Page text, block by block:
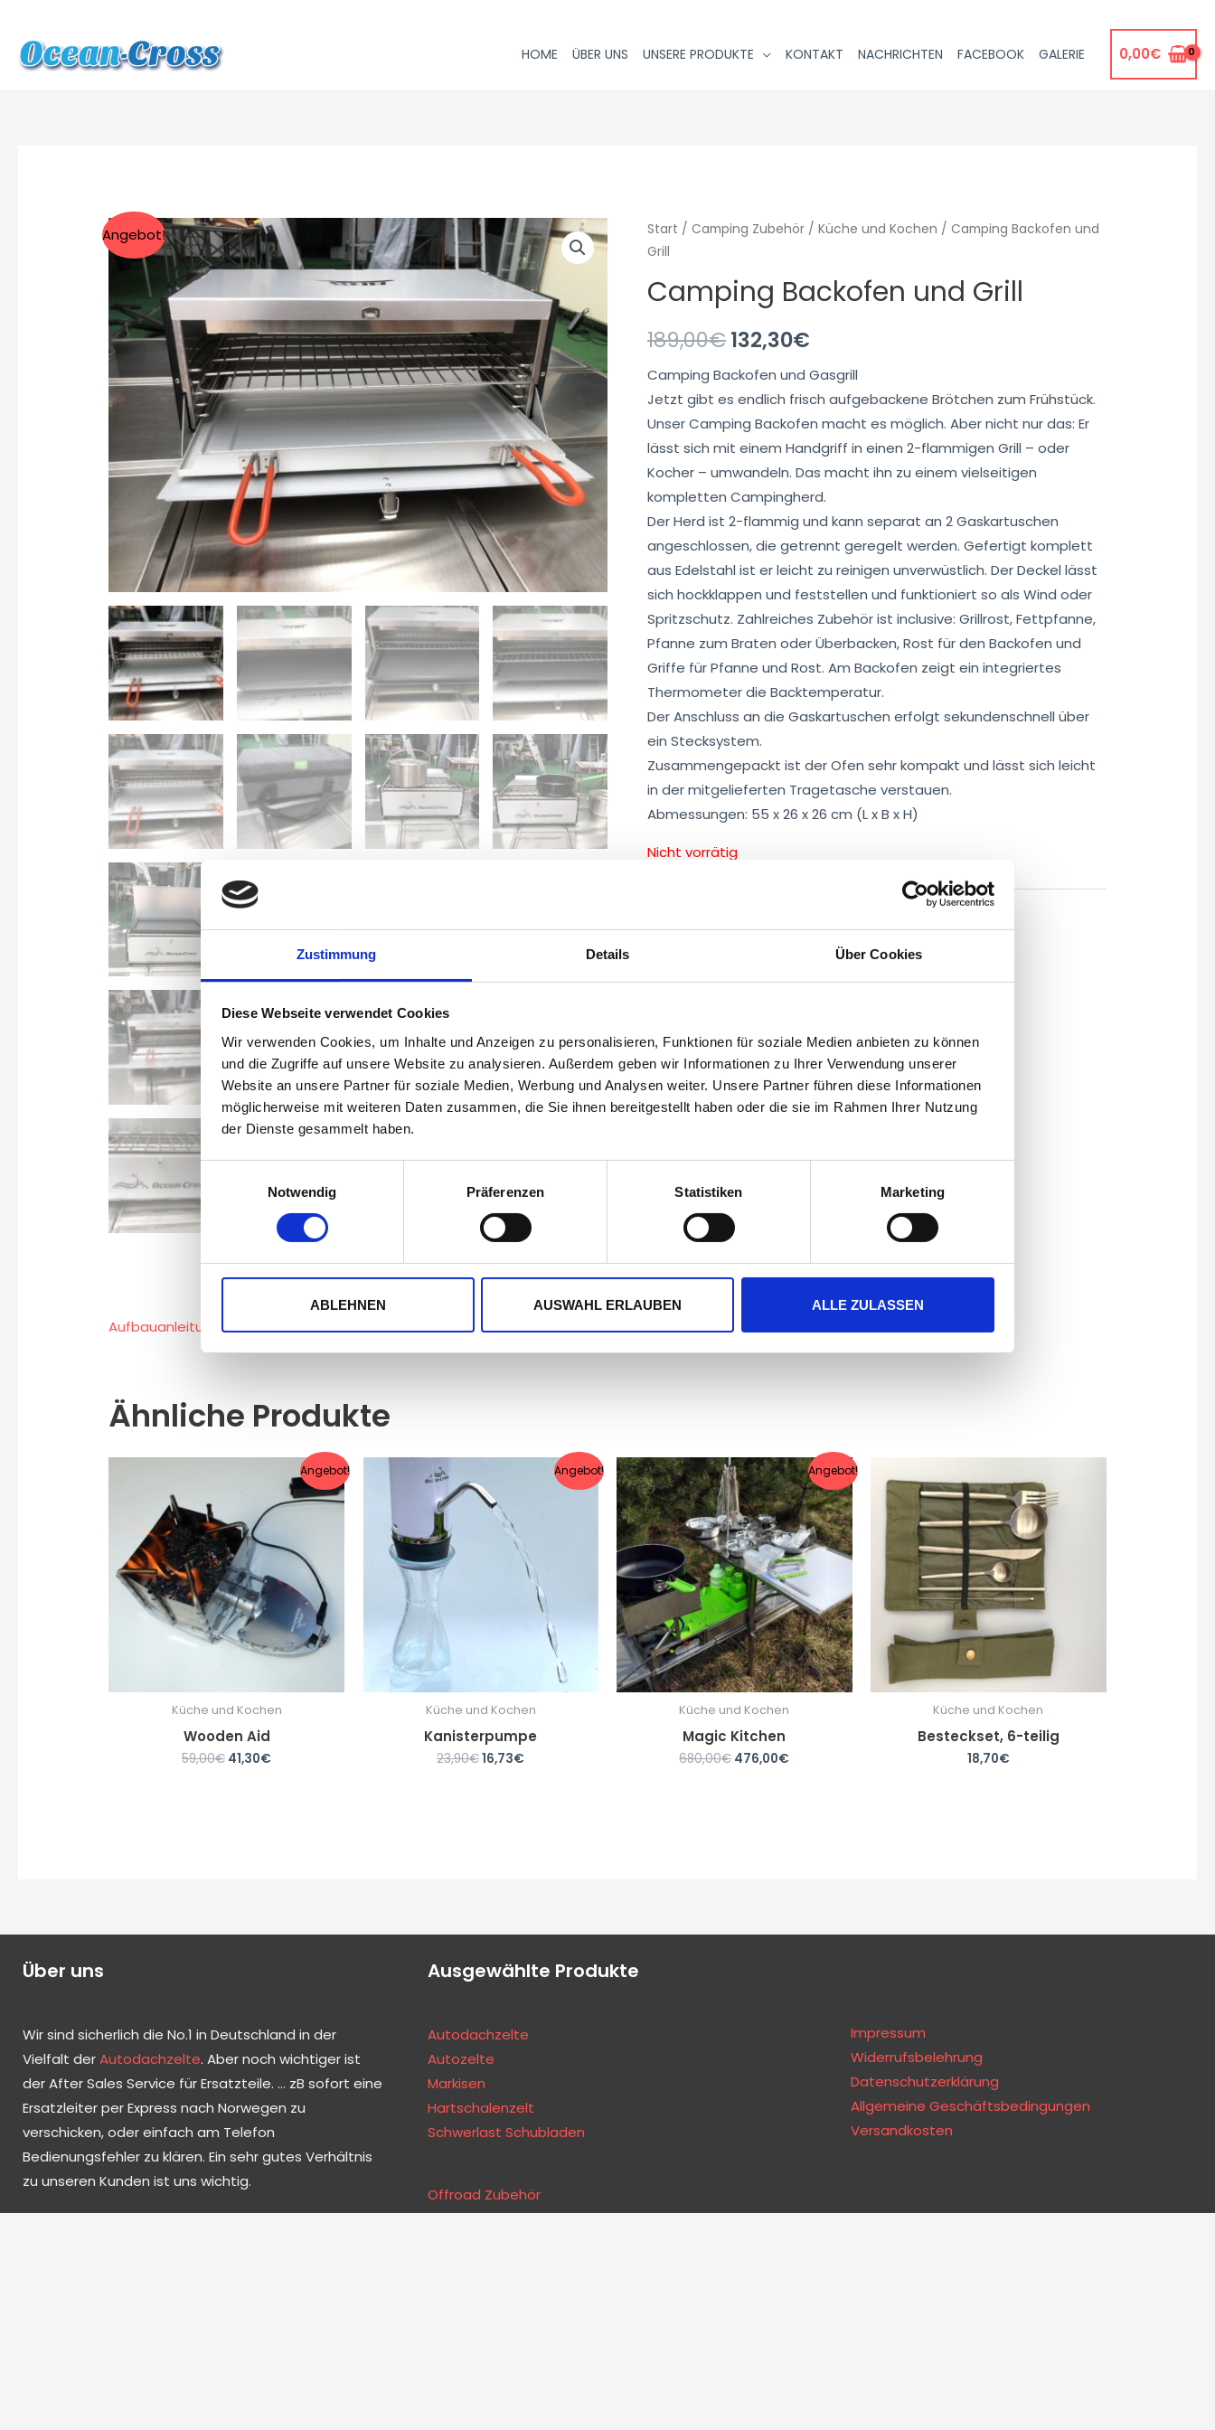
Zustimmung Details Über Cookies
Diese Webseite verwendet Cookies
Wir verwenden Cookies, um Inhalte und Anzeigen zu personalisieren, Funktionen für soziale Medien anbieten zu können
und die Zugriffe auf unsere Website zu analysieren. Außerdem geben wir Informationen zu Ihrer Verwendung unserer
Website an unsere Partner für soziale Medien, Werbung und Analysen weiter. Unsere Partner führen diese Informationen
möglicherweise mit weiteren Daten zusammen, die Sie ihnen bereitgestellt haben oder die sie im Rahmen Ihrer Nutzung
der Dienste gesammelt haben.
Notwendig
Präferenzen Statistiken Marketing
ABLEHNEN AUSWAHL ERLAUBEN ALLE ZULASSEN
HOME ÜBER UNS UNSERE PRODUKTE KONTAKT NACHRICHTEN FACEBOOK GALERIE 0,00€
Angebot! Start /Camping Zubehör /Küche und Kochen / Camping Backofen und
Grill
Camping Backofen und Grill
189,00€132,30€
Camping Backofen und Gasgrill
Jetzt gibt es endlich frisch aufgebackene Brötchen zum Frühstück.
Unser Camping Backofen macht es möglich. Aber nicht nur das: Er
lässt sich mit einem Handgriff in einen 2-flammigen Grill – oder
Kocher – umwandeln. Das macht ihn zu einem vielseitigen
kompletten Campingherd.
Der Herd ist 2-flammig und kann separat an 2 Gaskartuschen
angeschlossen, die getrennt geregelt werden. Gefertigt komplett
aus Edelstahl ist er leicht zu reinigen unverwüstlich. Der Deckel lässt
sich hockklappen und feststellen und funktioniert so als Wind oder
Spritzschutz. Zahlreiches Zubehör ist inclusive: Grillrost, Fettpfanne,
Pfanne zum Braten oder Überbacken, Rost für den Backofen und
Griffe für Pfanne und Rost. Am Backofen zeigt ein integriertes
Thermometer die Backtemperatur.
Der Anschluss an die Gaskartuschen erfolgt sekundenschnell über
ein Stecksystem.
Zusammengepackt ist der Ofen sehr kompakt und lässt sich leicht
in der mitgelieferten Tragetasche verstauen.
Abmessungen: 55 x 26 x 26 cm (L x B x H)
Nicht vorrätig
Kategorie:Küche und Kochen
Aufbauanleitung
Ähnliche Produkte
Angebot!
Küche und Kochen
Wooden Aid
59,00€ 41,30€
Angebot!
Küche und Kochen
Kanisterpumpe
23,90€16,73€
Angebot!
Küche und Kochen
Magic Kitchen
680,00€476,00€
Küche und Kochen
Besteckset, 6-teilig
18,70€
Über uns
Wir sind sicherlich die No.1 in Deutschland in der
Vielfalt derAutodachzelte. Aber noch wichtiger ist
der After Sales Service für Ersatzteile. … zB sofort eine
Ersatzleiter per Express nach Norwegen zu
verschicken, oder einfach am Telefon
Bedienungsfehler zu klären. Ein sehr gutes Verhältnis
zu unseren Kunden ist uns wichtig.
Ausgewählte Produkte
Autodachzelte
Autozelte
Markisen
Hartschalenzelt
Schwerlast Schubladen
Offroad Zubehör
Camping Zubehör
Impressum
Widerrufsbelehrung
Datenschutzerklärung
Allgemeine Geschäftsbedingungen
Versandkosten